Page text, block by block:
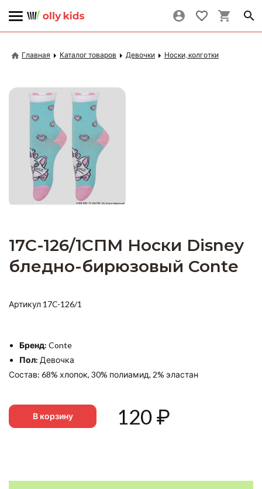
Главная Каталог товаров Девочки Носки, колготки
17С-126/1СПМ Носки Disney
бледно-бирюзовый Conte
Артикул 17C-126/1
Бренд: Conte
Пол: Девочка
Состав: 68% хлопок, 30% полиамид, 2% эластан
В корзину 120₽